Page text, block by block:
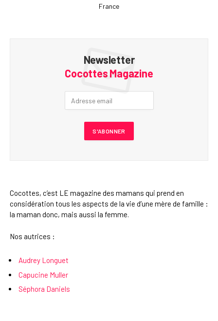
France
Newsletter
Cocottes Magazine
Cocottes, c’est LE magazine des mamans qui prend en
considération tous les aspects de la vie d’une mère de famille :
la maman donc, mais aussi la femme.
Nos autrices :
Audrey Longuet
Capucine Muller
Séphora Daniels